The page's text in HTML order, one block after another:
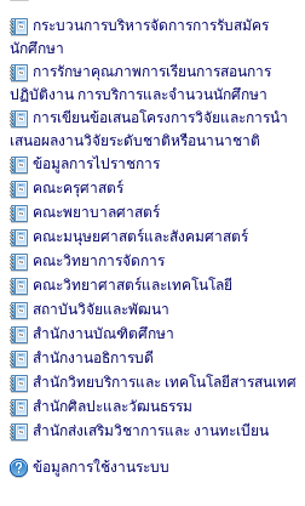
กระบวนการบริหารจัดการการรับสมัคร
นักศึกษา
การรักษาคุณภาพการเรียนการสอนการ
ปฏิบัติงาน การบริการและจำนวนนักศึกษา
การเขียนข้อเสนอโครงการวิจัยและการนำ
เสนอผลงานวิจัยระดับชาติหรือนานาชาติ
ข้อมูลการไปราชการ
คณะครุศาสตร์
คณะพยาบาลศาสตร์
คณะมนุษยศาสตร์และสังคมศาสตร์
คณะวิทยาการจัดการ
คณะวิทยาศาสตร์และเทคโนโลยี
สถาบันวิจัยและพัฒนา
สำนักงานบัณฑิตศึกษา
สำนักงานอธิการบดี
สำนักวิทยบริการและ เทคโนโลยีสารสนเทศ
สำนักศิลปะและวัฒนธรรม
สำนักส่งเสริมวิชาการและ งานทะเบียน
ข้อมูลการใช้งานระบบ